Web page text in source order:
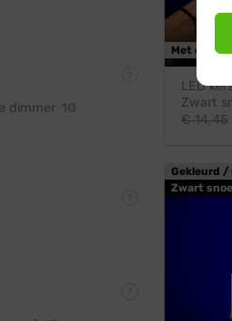
dimmer
Met dimmer
LED
Zwart
€14,45
Gekleurd /
Zwart